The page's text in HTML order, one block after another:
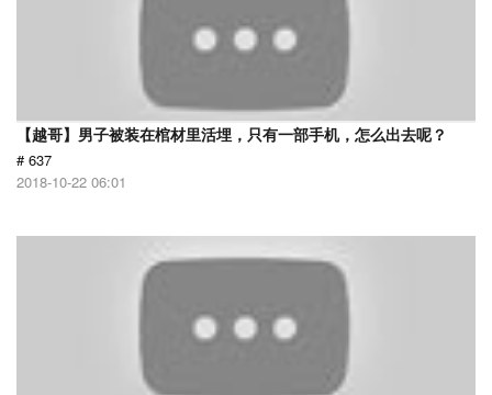
【越哥】男子被装在棺材里活埋，只有一部手机，怎么出去呢？
# 637
2018-10-22 06:01